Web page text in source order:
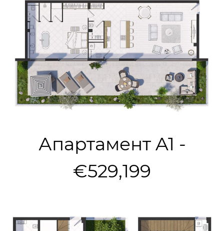
Апартамент A1 -
€529,199